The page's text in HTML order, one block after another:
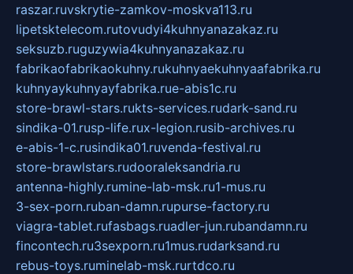
raszar.ruvskrytie-zamkov-moskva113.ru
lipetsktelecom.rutovudyi4kuhnyanazakaz.ru
seksuzb.ruguzywia4kuhnyanazakaz.ru
fabrikaofabrikaokuhny.rukuhnyaekuhnyaafabrika.ru
kuhnyaykuhnyayfabrika.rue-abis1c.ru
store-brawl-stars.rukts-services.rudark-sand.ru
sindika-01.rusp-life.rux-legion.rusib-archives.ru
e-abis-1-c.rusindika01.ruvenda-festival.ru
store-brawlstars.rudooraleksandria.ru
antenna-highly.rumine-lab-msk.ru1-mus.ru
3-sex-porn.ruban-damn.rupurse-factory.ru
viagra-tablet.rufasbags.ruadler-jun.rubandamn.ru
fincontech.ru3sexporn.ru1mus.rudarksand.ru
rebus-toys.ruminelab-msk.rurtdco.ru